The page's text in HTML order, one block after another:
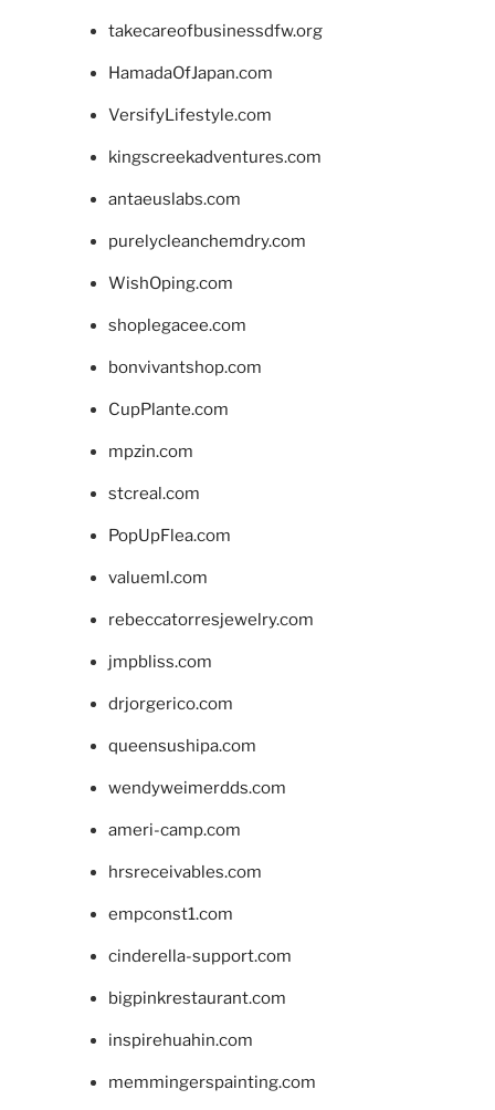
takecareofbusinessdfw.org
HamadaOfJapan.com
VersifyLifestyle.com
kingscreekadventures.com
antaeuslabs.com
purelycleanchemdry.com
WishOping.com
shoplegacee.com
bonvivantshop.com
CupPlante.com
mpzin.com
stcreal.com
PopUpFlea.com
valueml.com
rebeccatorresjewelry.com
jmpbliss.com
drjorgerico.com
queensushipa.com
wendyweimerdds.com
ameri-camp.com
hrsreceivables.com
empconst1.com
cinderella-support.com
bigpinkrestaurant.com
inspirehuahin.com
memmingerspainting.com